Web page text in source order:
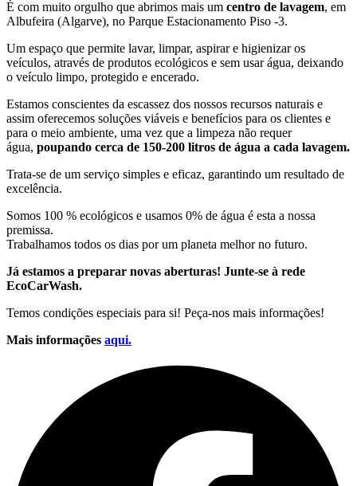
É com muito orgulho que abrimos mais um centro de lavagem, em
Albufeira (Algarve), no Parque Estacionamento Piso -3.
Um espaço que permite lavar, limpar, aspirar e higienizar os
veículos, através de produtos ecológicos e sem usar água, deixando
o veículo limpo, protegido e encerado.
Estamos conscientes da escassez dos nossos recursos naturais e
assim oferecemos soluções viáveis e benefícios para os clientes e
para o meio ambiente, uma vez que a limpeza não requer
água, poupando cerca de 150-200 litros de água a cada lavagem.
Trata-se de um serviço simples e eficaz, garantindo um resultado de
excelência.
Somos 100 % ecológicos e usamos 0% de água é esta a nossa
premissa.
Trabalhamos todos os dias por um planeta melhor no futuro.
Já estamos a preparar novas aberturas! Junte-se à rede
EcoCarWash.
Temos condições especiais para si! Peça-nos mais informações!
Mais informações aqui.